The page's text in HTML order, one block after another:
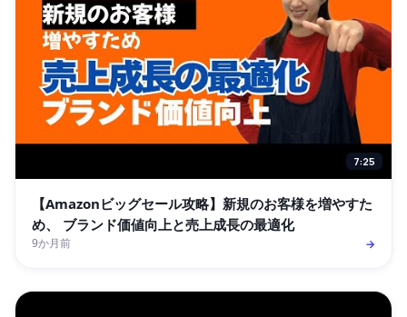
7:25
【Amazonビッグセール攻略】新規のお客様を増やすた
め、 ブランド価値向上と売上成長の最適化
9か月前 →